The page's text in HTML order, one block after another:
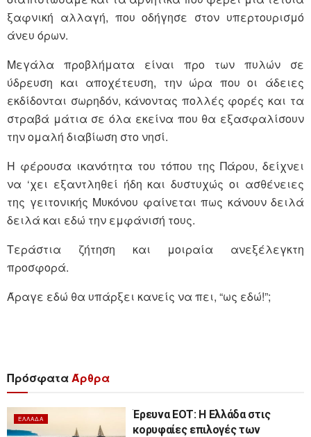
ξαφνική αλλαγή, που οδήγησε στον υπερτουρισμό
άνευ όρων.
Μεγάλα προβλήματα είναι προ των πυλών σε
ύδρευση και αποχέτευση, την ώρα που οι άδειες
εκδίδονται σωρηδόν, κάνοντας πολλές φορές και τα
στραβά μάτια σε όλα εκείνα που θα εξασφαλίσουν
την ομαλή διαβίωση στο νησί.
Η φέρουσα ικανότητα του τόπου της Πάρου, δείχνει
να ‘χει εξαντληθεί ήδη και δυστυχώς οι ασθένειες
της γειτονικής Μυκόνου φαίνεται πως κάνουν δειλά
δειλά και εδώ την εμφάνισή τους.
Τεράστια ζήτηση και μοιραία ανεξέλεγκτη
προσφορά.
Άραγε εδώ θα υπάρξει κανείς να πει, “ως εδώ!”;
ΠρόσφαταΆρθρα
ΕΛΛΆΔΑ
Έρευνα ΕΟΤ: Η Ελλάδα στις
κορυφαίες επιλογές των